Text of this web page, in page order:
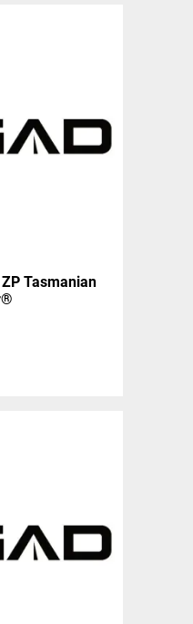
Tasmanian